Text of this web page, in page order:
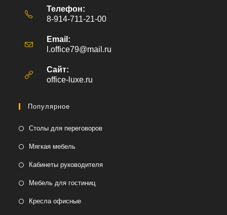
Телефон:
8-914-711-21-00
Email:
l.office79@mail.ru
Сайт:
office-luxe.ru
Популярное
Столы для переговоров
Мягкая мебель
Кабинеты руководителя
Мебель для гостиниц
Кресла офисные